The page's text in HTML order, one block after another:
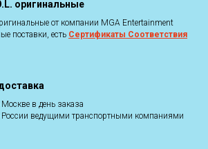
оригинальные
от компании MGA Entertainment
поставки, есть Сертификаты Соответствия
в день заказа
России ведущими транспортными компаниями